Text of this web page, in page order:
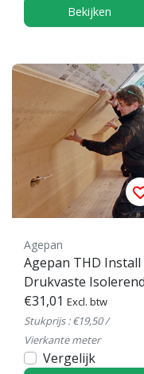
Bekijken
Agepan
Agepan THD Install
Drukvaste
Houtvezelplaat
€31,01 Excl. btw
Stukprijs : €19,50 /
Vierkante meter
Vergelijk